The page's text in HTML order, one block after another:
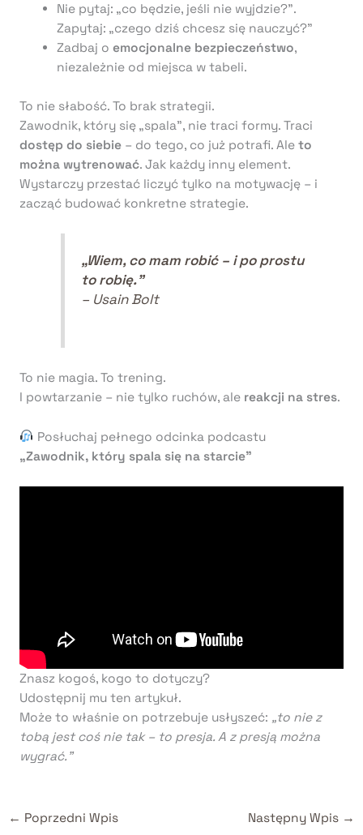
Nie pytaj: „co będzie, jeśli nie wyjdzie?”.
Zapytaj: „czego dziś chcesz się nauczyć?”
Zadbaj oemocjonalne bezpieczeństwo,
niezależnie od miejsca w tabeli.
To nie słabość. To brak strategii.
Zawodnik, który się „spala”, nie traci formy. Traci
dostęp do siebie– do tego, co już potrafi. Ale to
można wytrenować. Jak każdy inny element.
Wystarczy przestać liczyć tylko na motywację – i
zacząć budować konkretne strategie.
„Wiem, co mam robić – i po prostu
to robię.”
– Usain Bolt
To nie magia. To trening.
I powtarzanie – nie tylko ruchów, ale reakcji na stres.
Posłuchaj pełnego odcinka podcastu
„Zawodnik, który spala się na starcie”
Znasz kogoś, kogo to dotyczy?
Udostępnij mu ten artykuł.
Może to właśnie on potrzebuje usłyszeć: „to nie z
tobą jest coś nie tak – to presja. A z presją można
wygrać.”
← Poprzedni Wpis Następny Wpis →